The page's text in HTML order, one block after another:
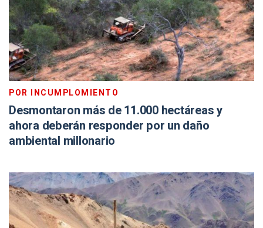
POR INCUMPLOMIENTO
Desmontaron más de 11.000 hectáreas y
ahora deberán responder por un daño
ambiental millonario